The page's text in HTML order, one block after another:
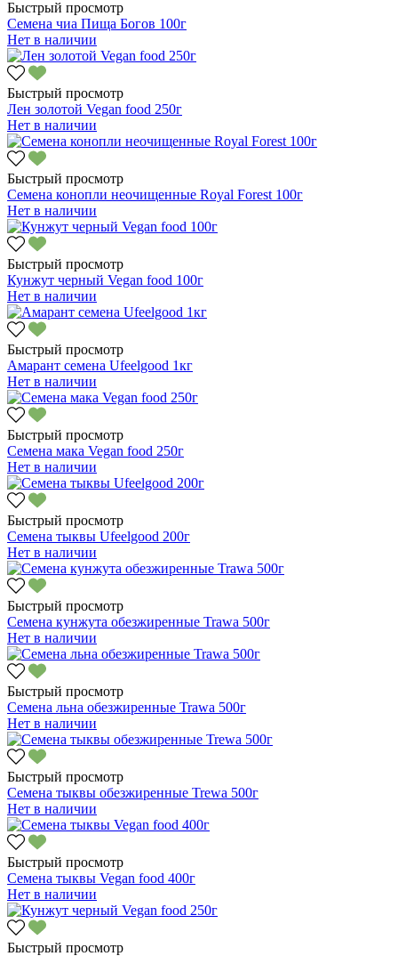
Быстрый просмотр
Семена чиа Пища Богов 100г
Нет в наличии
Быстрый просмотр
Лен золотой Vegan food 250г
Нет в наличии
Быстрый просмотр
Семена конопли неочищенные Royal Forest 100г
Нет в наличии
Быстрый просмотр
Кунжут черный Vegan food 100г
Нет в наличии
Быстрый просмотр
Амарант семена Ufeelgood 1кг
Нет в наличии
Быстрый просмотр
Семена мака Vegan food 250г
Нет в наличии
Быстрый просмотр
Семена тыквы Ufeelgood 200г
Нет в наличии
Быстрый просмотр
Семена кунжута обезжиренные Trawa 500г
Нет в наличии
Быстрый просмотр
Семена льна обезжиренные Trawa 500г
Нет в наличии
Быстрый просмотр
Семена тыквы обезжиренные Trewa 500г
Нет в наличии
Быстрый просмотр
Семена тыквы Vegan food 400г
Нет в наличии
Быстрый просмотр